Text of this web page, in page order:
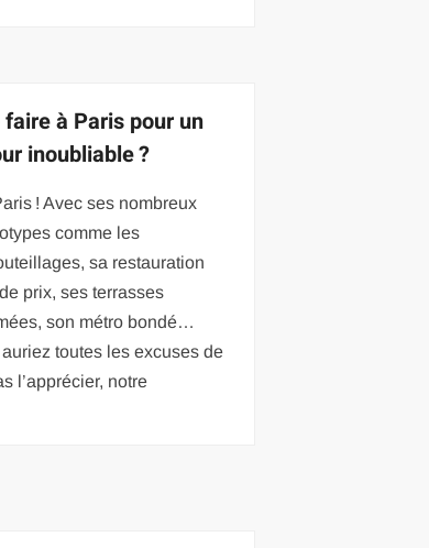
faire à Paris pour un
inoubliable ?
! Avec ses nombreux
comme les
sa restauration
prix, ses terrasses
son métro bondé…
toutes les excuses de
l’apprécier, notre